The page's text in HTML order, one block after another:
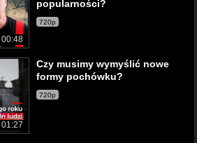
00:48
popularności?
720p
01:27
Czy musimy wymyślić nowe
formy pochówku?
720p